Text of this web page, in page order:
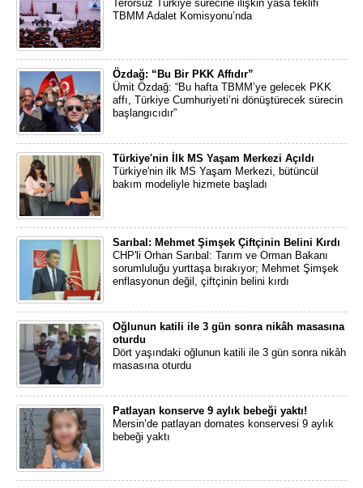
Terörsüz Türkiye sürecine ilişkin yasa teklifi
TBMM Adalet Komisyonu’nda
Özdağ: “Bu Bir PKK Affıdır”
Ümit Özdağ: “Bu hafta TBMM’ye gelecek PKK
affı, Türkiye Cumhuriyeti’ni dönüştürecek sürecin
başlangıcıdır”
Türkiye'nin İlk MS Yaşam Merkezi Açıldı
Türkiye'nin ilk MS Yaşam Merkezi, bütüncül
bakım modeliyle hizmete başladı
Sarıbal: Mehmet Şimşek Çiftçinin Belini Kırdı
CHP'li Orhan Sarıbal: Tarım ve Orman Bakanı
sorumluluğu yurttaşa bırakıyor; Mehmet Şimşek
enflasyonun değil, çiftçinin belini kırdı
Oğlunun katili ile 3 gün sonra nikâh masasına
oturdu
Dört yaşındaki oğlunun katili ile 3 gün sonra nikâh
masasına oturdu
Patlayan konserve 9 aylık bebeği yaktı!
Mersin’de patlayan domates konservesi 9 aylık
bebeği yaktı